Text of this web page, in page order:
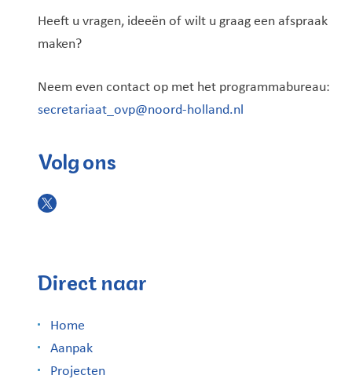
Heeft u vragen, ideeën of wilt u graag een afspraak
maken?
Neem even contact op met het programmabureau:
secretariaat_ovp@noord-holland.nl
Volg ons
Direct naar
Home
Aanpak
Projecten